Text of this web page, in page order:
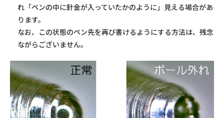
れ「ペンの中に針金が入っていたかのように」見える場合があ
ります。
なお、この状態のペン先を再び書けるようにする方法は、残念
ながらございません。